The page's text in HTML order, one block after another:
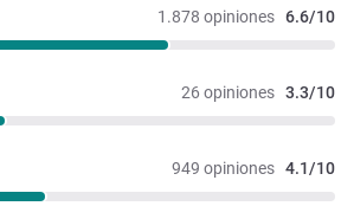
1.878 opiniones 6.6/10
26 opiniones 3.3/10
949 opiniones 4.1/10